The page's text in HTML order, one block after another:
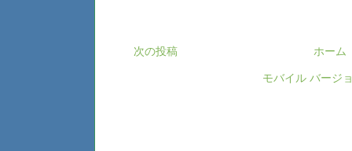
次の投稿 ホーム
モバイル バージ